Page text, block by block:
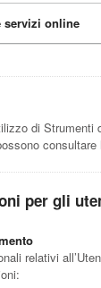
servizi online
di Strumenti
consultare
per gli
relativi